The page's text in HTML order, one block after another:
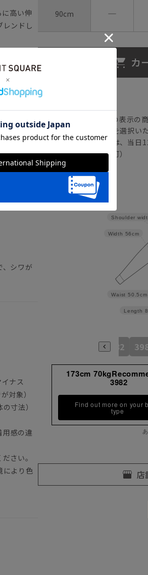
高い伸
ンドし
を常にド
。
、シワが
ナス
対象）
寸法）
感の違
さい。
により色
90cm ―
カ
【
の表示の
注文画面でお急ぎ発送を選択い
さらにメルマガ会員様は、当日
正商品の場合は対応不可）
詳しくはこちら
Length
Waist 50.5cm
Width 56cm
Shoulder
3982
173cm
3982
Find out more on your
type